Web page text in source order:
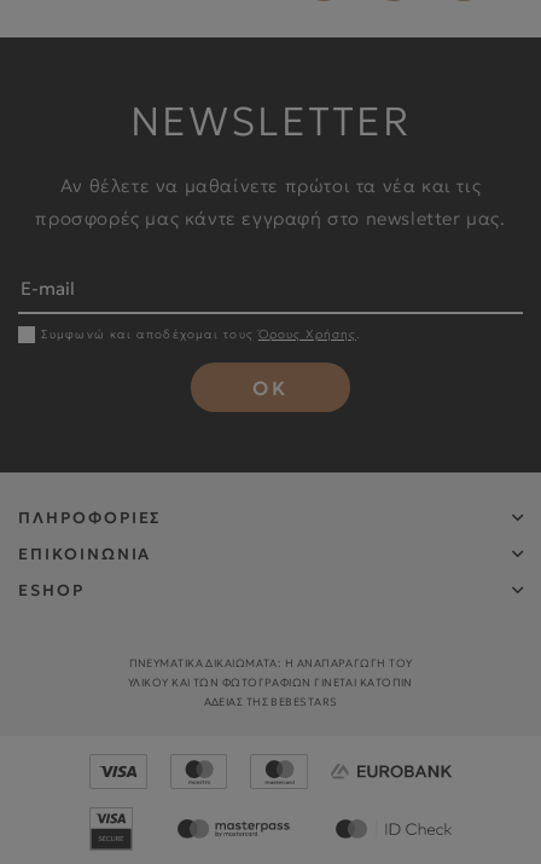
NEWSLETTER
Αν θέλετε να μαθαίνετε πρώτοι τα νέα και τις
προσφορές μας κάντε εγγραφή στο newsletter μας.
Συμφωνώ και αποδέχομαι τουςΌρους Χρήσης .
OK
ΠΛΗΡΟΦΟΡΙΕΣ
ΕΠΙΚΟΙΝΩΝΙΑ
ESHOP
ΠΝΕΥΜΑΤΙΚΑ ΔΙΚΑΙΩΜΑΤΑ: Η ΑΝΑΠΑΡΑΓΩΓΉ ΤΟΥ
ΥΛΙΚΟΎ ΚΑΙ ΤΩΝ ΦΩΤΟΓΡΑΦΙΏΝ ΓΊΝΕΤΑΙ ΚΑΤΌΠΙΝ
ΑΔΕΊΑΣ ΤΗΣ BEBESTARS